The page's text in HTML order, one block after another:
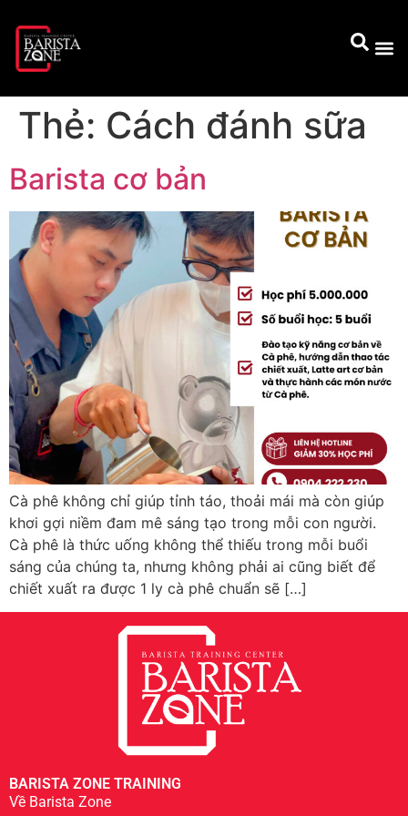
Thẻ: Cách đánh sữa
Barista cơ bản
Cà phê không chỉ giúp tỉnh táo, thoải mái mà còn giúp
khơi gợi niềm đam mê sáng tạo trong mỗi con người.
Cà phê là thức uống không thể thiếu trong mỗi buổi
sáng của chúng ta, nhưng không phải ai cũng biết để
chiết xuất ra được 1 ly cà phê chuẩn sẽ […]
BARISTA ZONE TRAINING
Về Barista Zone